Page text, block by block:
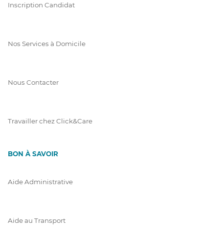
Inscription Candidat
Nos Services à Domicile
Nous Contacter
Travailler chez Click&Care
BON À SAVOIR
Aide Administrative
Aide au Transport